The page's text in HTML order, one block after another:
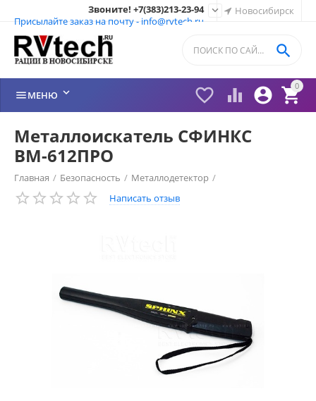
Новосибирск
Звоните! +7(383)213-23-94
Присылайте заказ на почту - info@rvtech.ru

0


 

МЕНЮ 
Металлоискатель СФИНКС
ВМ-612ПРО
Главная / Безопасность / Металлодетектор /
Металлодетектор СФИНКС (SPHINX) /
Написать отзыв